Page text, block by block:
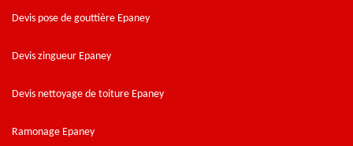
Devis pose de gouttière Epaney
Devis zingueur Epaney
Devis nettoyage de toiture Epaney
Ramonage Epaney